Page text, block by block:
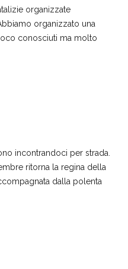
organizzate
organizzato una
conosciuti ma molto
incontrandoci per strada.
ritorna la regina della
dalla polenta